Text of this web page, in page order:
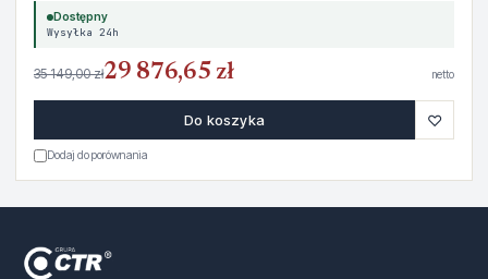
Dostępny
Wysyłka 24h
35 149,00 zł29 876,65 zł netto
Do koszyka ♡
Dodaj do porównania